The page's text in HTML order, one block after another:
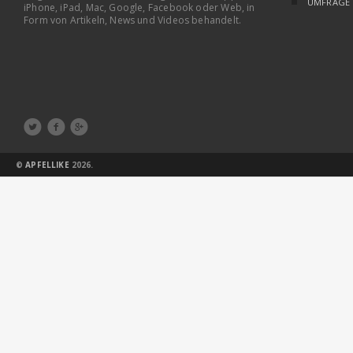
iPhone, iPad, Mac, Google, Facebook oder Web, in
Form von Artikeln, News und Videos behandelt.
  
©APFELLIKE 2026.